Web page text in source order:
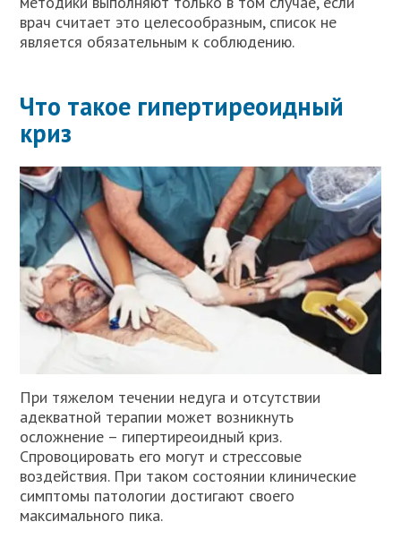
врач считает это целесообразным, список не
является обязательным к соблюдению.
Что такое гипертиреоидный
криз
При тяжелом течении недуга и отсутствии
адекватной терапии может возникнуть
осложнение – гипертиреоидный криз.
Спровоцировать его могут и стрессовые
воздействия. При таком состоянии клинические
симптомы патологии достигают своего
максимального пика.